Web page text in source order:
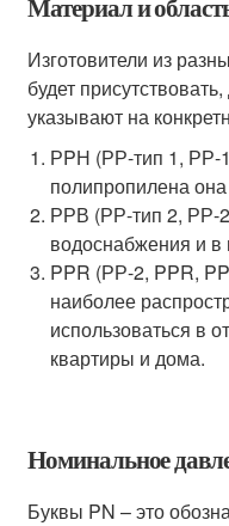
Материал и
Изготовители из
будет
указывают на
РPН (РР-тип 1, РР-
полипропилена
РРВ (РР-тип 2, РР-
водоснабжения и в
PPR (РР-2, PPR,
наиболее
использоваться в
квартиры и дома.
Номинальное
Буквы PN – это